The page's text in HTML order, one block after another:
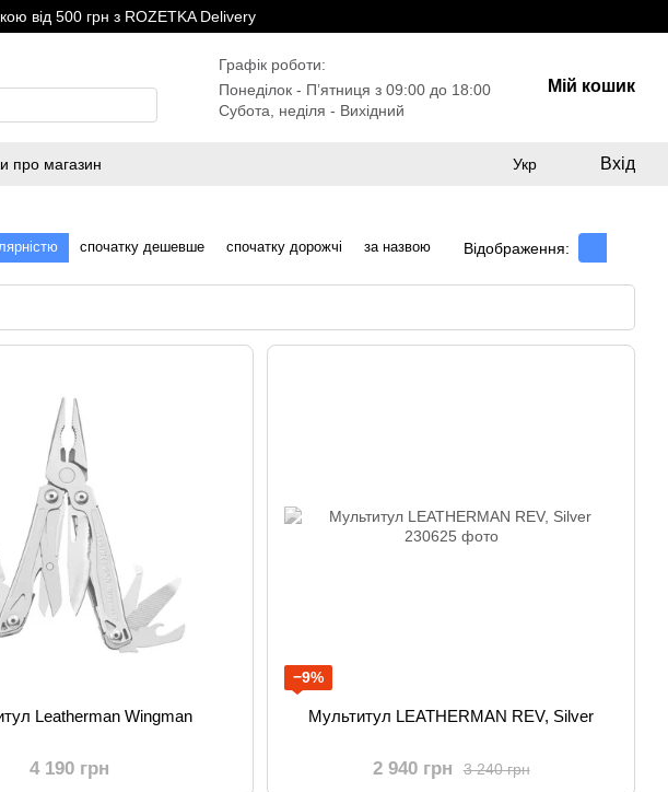
від 500 грн з ROZETKA Delivery
Графік роботи:
Понеділок - Пʼятниця з 09:00 до 18:00
Субота, неділя - Вихідний
Мій кошик
про магазин Укр Вхід
спочатку дешевше спочатку дорожчі за назвою Відображення:
Leatherman Wingman
4 190 грн
−9%
Мультитул LEATHERMAN REV, Silver
3 240 грн
2 940 грн